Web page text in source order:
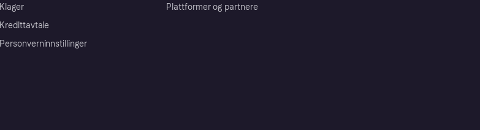
Klager
Kredittavtale
Personverninnstillinger
Plattformer og partnere